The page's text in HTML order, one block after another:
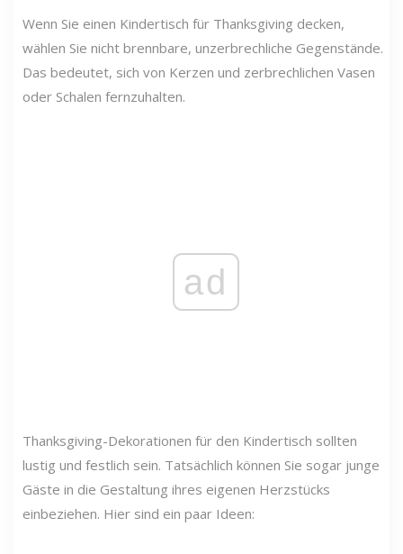
Wenn Sie einen Kindertisch für Thanksgiving decken,
wählen Sie nicht brennbare, unzerbrechliche Gegenstände.
Das bedeutet, sich von Kerzen und zerbrechlichen Vasen
oder Schalen fernzuhalten.
ad
Thanksgiving-Dekorationen für den Kindertisch sollten
lustig und festlich sein. Tatsächlich können Sie sogar junge
Gäste in die Gestaltung ihres eigenen Herzstücks
einbeziehen. Hier sind ein paar Ideen: